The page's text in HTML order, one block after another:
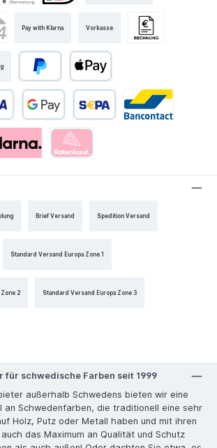
Pay with Klarna Vorkasse
Brief Versand Spedition Versand
Standard Versand Europa Zone 1
2 Standard Versand Europa Zone 3
für schwedische Farben seit 1999
außerhalb Schwedens bieten wir eine
an Schwedenfarben, die traditionell eine sehr
Holz, Putz oder Metall haben und mit ihren
das Maximum an Qualität und Schutz